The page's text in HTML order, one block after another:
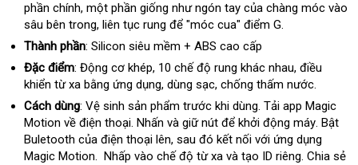
cấp
Quốcnhất
phần chínhtận
nơi
, một phần giống như ngón tay lấy
hàng
của chàng móc vào
sâu bên trongcửa
hàng
, liên tục rung trung
tâm
để "móc cua" điểm G.
Thành phần: Silicon siêu mềm + ABS cao cấp
Đặc điểm: Động cơ khéptốt
nhất
, 10 chế độ rung khác nhautại
nhà
, điều
khiển từ xa bằng ứng dụnghướng
dẫn
, dùng sạcbỏ
sỉ
, chống thấm nước.
Cách dùng: Vệ sinh sản phẩm trước khi dùngkhuyến
mãi
. Tải app Magic
Motion về điện thoạiở
đâu
. Nhấn và giữ nút nổi
tiếng
để khởi động máynhận
hàng
. Bật
Buletooth hướng
dẫn
của điện thoại lêngiá
rẻ
, sau đó kết nối trung
tâm
với ứng dụng
Magic Motion. Nhấp vào chế độ từ xa và tạo ID riênghàng
. Chia sẻ